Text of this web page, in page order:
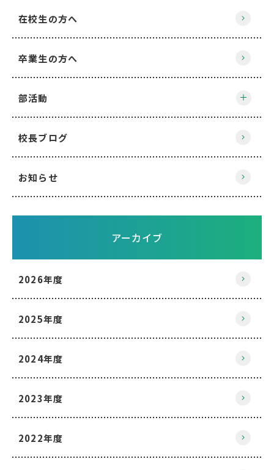
在校生の方へ
卒業生の方へ
部活動
校長ブログ
お知らせ
アーカイブ
2026年度
2025年度
2024年度
2023年度
2022年度